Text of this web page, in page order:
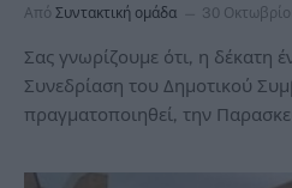
Από Συντακτική ομάδα 30
Σας γνωρίζουμε ότι, η δέκατη
Συνεδρίαση του Δημοτικού
πραγματοποιηθεί, την